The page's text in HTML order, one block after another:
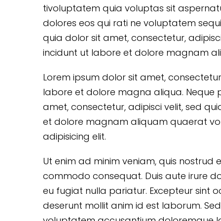
tivoluptatem quia voluptas sit
dolores eos qui rati ne voluptatem
quia dolor sit amet, consectetur,
incidunt ut labore et dolore magnam
Lorem ipsum dolor sit amet,
labore et dolore magna aliqua. Neque
amet, consectetur, adipisci velit, sed
et dolore magnam aliquam quaerat
adipisicing elit.
Ut enim ad minim veniam, quis nostrud
commodo consequat. Duis aute irure
eu fugiat nulla pariatur. Excepteur sint
deserunt mollit anim id est laborum.